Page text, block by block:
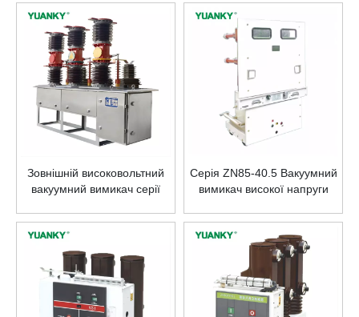
Оптова фабрика
Зовнішній високовольтний
вакуумний вимикач серії
Серія ZN85-40.5 Вакуумний
вимикач високої напруги
використання